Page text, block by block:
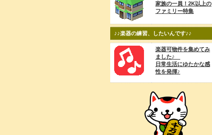
家族の一員！2K以上の
ファミリー特集
♪♪楽器の練習、したいんです♪♪
楽器可物件を集めてみ
ました♪
日常生活にゆたかな感
性を発揮♪